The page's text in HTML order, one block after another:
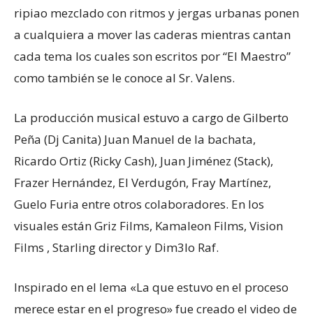
ripiao mezclado con ritmos y jergas urbanas ponen
a cualquiera a mover las caderas mientras cantan
cada tema los cuales son escritos por “El Maestro”
como también se le conoce al Sr. Valens.
La producción musical estuvo a cargo de Gilberto
Peña (Dj Canita) Juan Manuel de la bachata,
Ricardo Ortiz (Ricky Cash), Juan Jiménez (Stack),
Frazer Hernández, El Verdugón, Fray Martínez,
Guelo Furia entre otros colaboradores. En los
visuales están Griz Films, Kamaleon Films, Vision
Films , Starling director y Dim3lo Raf.
Inspirado en el lema «La que estuvo en el proceso
merece estar en el progreso» fue creado el video de